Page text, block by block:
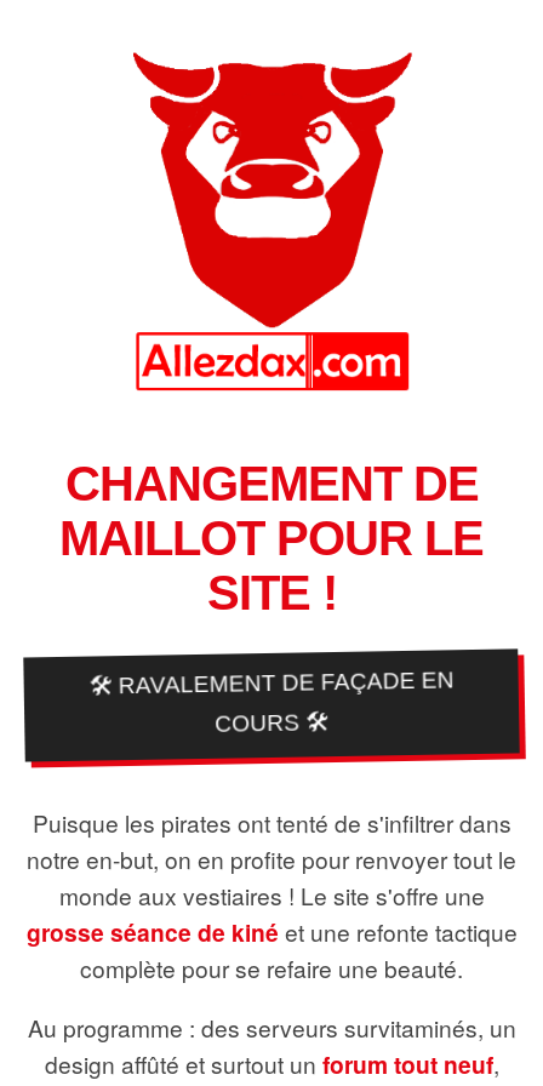
CHANGEMENT DE
MAILLOT POUR LE
SITE !
🛠️ RAVALEMENT DE FAÇADE EN
COURS 🛠️
Puisque les pirates ont tenté de s'infiltrer dans
notre en-but, on en profite pour renvoyer tout le
monde aux vestiaires ! Le site s'offre une
grosse séance de kiné et une refonte tactique
complète pour se refaire une beauté.
Au programme : des serveurs survitaminés, un
design affûté et surtout un forum tout neuf,